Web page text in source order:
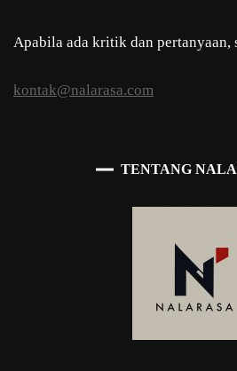
Apabila ada kritik dan pertanyaan,
kontak@nalarasa.com
TENTANG